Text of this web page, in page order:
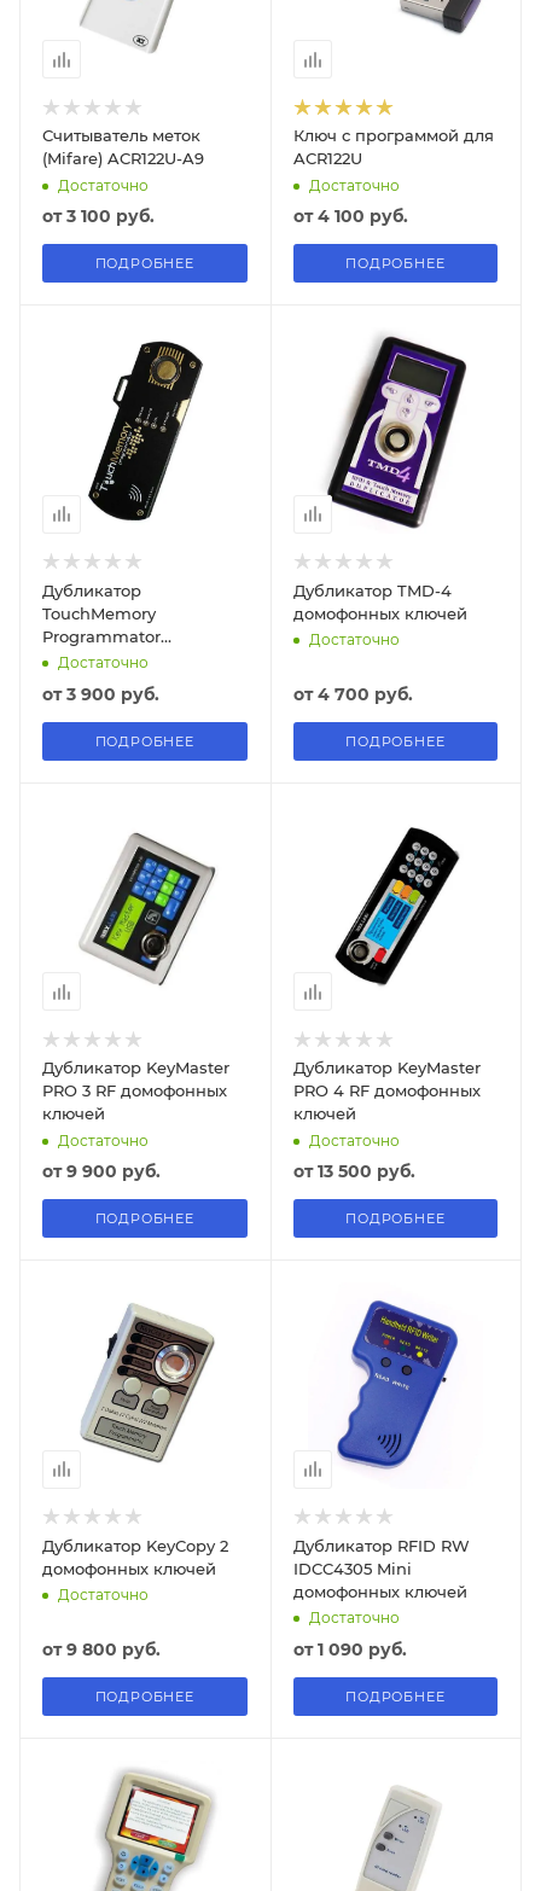
Считыватель меток
(Mifare) ACR122U-A9
Достаточно
от3 100 руб.
ПОДРОБНЕЕ
Ключ с программой для
ACR122U
Достаточно
от4 100 руб.
ПОДРОБНЕЕ
Дубликатор
TouchMemory
Programmator
домофонных ключей
Достаточно
от3 900 руб.
ПОДРОБНЕЕ
Дубликатор TMD-4
домофонных ключей
Достаточно
от4 700 руб.
ПОДРОБНЕЕ
Дубликатор KeyMaster
PRO 3 RF домофонных
ключей
Достаточно
от9 900 руб.
ПОДРОБНЕЕ
Дубликатор KeyMaster
PRO 4 RF домофонных
ключей
Достаточно
от13 500 руб.
ПОДРОБНЕЕ
Дубликатор KeyCopy 2
домофонных ключей
Достаточно
от9 800 руб.
ПОДРОБНЕЕ
Дубликатор RFID RW
IDCC4305 Mini
домофонных ключей
Достаточно
от1 090 руб.
ПОДРОБНЕЕ